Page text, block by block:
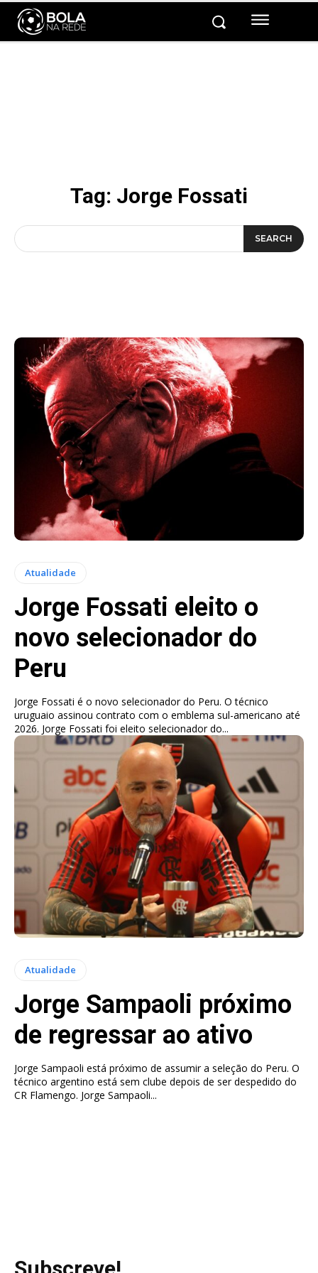
Tag: Jorge Fossati
SEARCH
Atualidade
Jorge Fossati eleito o
novo selecionador do
Peru
Jorge Fossati é o novo selecionador do Peru. O técnico
uruguaio assinou contrato com o emblema sul-americano até
2026. Jorge Fossati foi eleito selecionador do...
Atualidade
Jorge Sampaoli próximo
de regressar ao ativo
Jorge Sampaoli está próximo de assumir a seleção do Peru. O
técnico argentino está sem clube depois de ser despedido do
CR Flamengo. Jorge Sampaoli...